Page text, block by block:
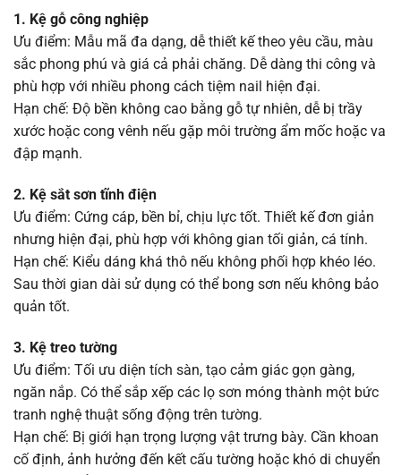
1. Kệ gỗ công nghiệp
Ưu điểm: Mẫu mã đa dạng, dễ thiết kế theo yêu cầu, màu
sắc phong phú và giá cả phải chăng. Dễ dàng thi công và
phù hợp với nhiều phong cách tiệm nail hiện đại.
Hạn chế: Độ bền không cao bằng gỗ tự nhiên, dễ bị trầy
xước hoặc cong vênh nếu gặp môi trường ẩm mốc hoặc va
đập mạnh.
2. Kệ sắt sơn tĩnh điện
Ưu điểm: Cứng cáp, bền bỉ, chịu lực tốt. Thiết kế đơn giản
nhưng hiện đại, phù hợp với không gian tối giản, cá tính.
Hạn chế: Kiểu dáng khá thô nếu không phối hợp khéo léo.
Sau thời gian dài sử dụng có thể bong sơn nếu không bảo
quản tốt.
3. Kệ treo tường
Ưu điểm: Tối ưu diện tích sàn, tạo cảm giác gọn gàng,
ngăn nắp. Có thể sắp xếp các lọ sơn móng thành một bức
tranh nghệ thuật sống động trên tường.
Hạn chế: Bị giới hạn trọng lượng vật trưng bày. Cần khoan
cố định, ảnh hưởng đến kết cấu tường hoặc khó di chuyển